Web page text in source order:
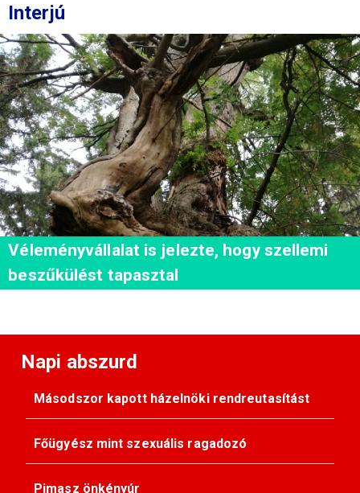
Interjú
Véleményvállalat is jelezte, hogy szellemi
beszűkülést tapasztal
Napi abszurd
Másodszor kapott házelnöki rendreutasítást
Főügyész mint szexuális ragadozó
Pimasz önkényúr